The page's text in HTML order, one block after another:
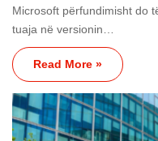
Microsoft përfundimisht do
tuaja në versionin…
Read More »